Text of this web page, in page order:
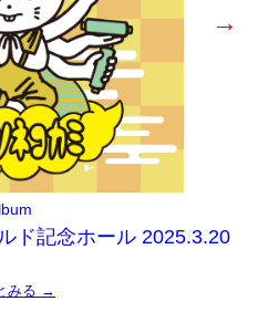
ド記念ホール 2025.3.20
→
みる →